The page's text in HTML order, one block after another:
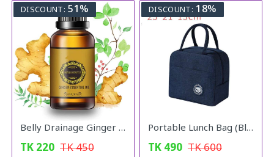
DISCOUNT: 51%
Belly Drainage Ginger Essential Oil
TK 220 TK450
DISCOUNT: 18%
Portable Lunch Bag (Blue)
TK 490 TK600